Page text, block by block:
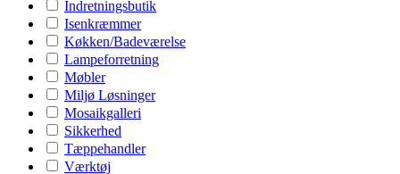
Indretningsbutik
Isenkræmmer
Køkken/Badeværelse
Lampeforretning
Møbler
Miljø Løsninger
Mosaikgalleri
Sikkerhed
Tæppehandler
Værktøj